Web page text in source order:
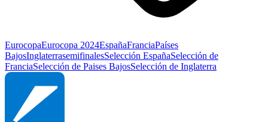
EurocopaEurocopa 2024EspañaFranciaPaíses
BajosInglaterrasemifinalesSelección EspañaSelección de
FranciaSelección de Paises BajosSelección de Inglaterra